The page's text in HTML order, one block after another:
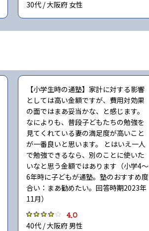
30代 / 大阪府 女性
【小学生時の通塾】家計に対する影響
としては高い金額ですが、費用対効果
の面ではまあ妥当かな、と感じます。
なによりも、普段子どもたちの勉強を
見てくれている妻の満足度が高いこと
が一番良いと思います。 とはいえ一人
で勉強できるなら、別のことに使いた
いなと思う金額ではあります（小学4〜
6年時に子どもが通塾。塾のおすすめ度
合い：まあ勧めたい。回答時期2023年
11月）
4.0
40代 / 大阪府 男性